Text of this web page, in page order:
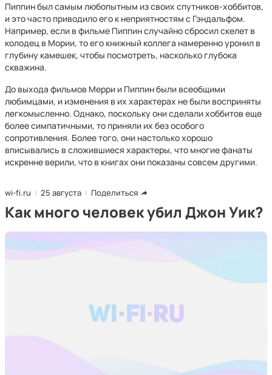
Пиппин был самым любопытным из своих спутников-хоббитов,
и это часто приводило его к неприятностям с Гэндальфом.
Например, если в фильме Пиппин случайно сбросил скелет в
колодец в Мории, то его книжный коллега намеренно уронил в
глубину камешек, чтобы посмотреть, насколько глубока
скважина.
До выхода фильмов Мерри и Пиппин были всеобщими
любимцами, и изменения в их характерах не были восприняты
легкомысленно. Однако, поскольку они сделали хоббитов еще
более симпатичными, то приняли их без особого
сопротивления. Более того, они настолько хорошо
вписывались в сложившиеся характеры, что многие фанаты
искренне верили, что в книгах они показаны совсем другими.
wi-fi.ru 25 августа Поделиться
Как много человек убил Джон Уик?